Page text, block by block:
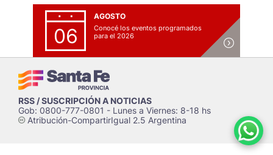
06
AGOSTO
Conocé los eventos programados
para el 2026
RSS / SUSCRIPCIÓN A NOTICIAS
Gob: 0800-777-0801 - Lunes a Viernes: 8-18 hs
cAtribución-CompartirIgual 2.5 Argentina